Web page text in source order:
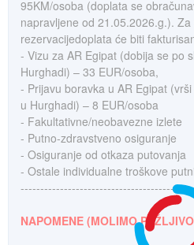
95KM/osoba (doplata se
napravljene od 21.05.2026.g.).
rezervacijedoplata će biti
- Vizu za AR Egipat (dobija se po
Hurghadi) – 33 EUR/osoba,
- Prijavu boravka u AR Egipat
u Hurghadi) – 8 EUR/osoba
- Fakultativne/neobavezne izlete
- Putno-zdravstveno osiguranje
- Osiguranje od otkaza putovanja
- Ostale individualne troškove
NAPOMENE (MOLIMO